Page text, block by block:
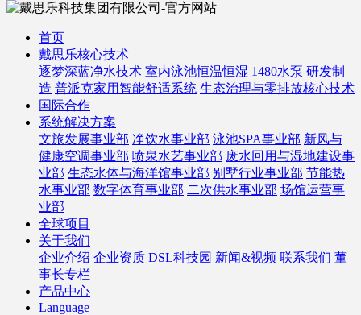
首页
戴思乐核心技术
逐梦深蓝净水技术 室内泳池恒温恒湿 1480水泵 研发制
造 普派克家用智能舒适系统 生态治理与零排放核心技术
国际合作
系统解决方案
文旅发展事业部 净饮水事业部 泳池SPA事业部 新风与
健康空调事业部 喷泉水艺事业部 废水回用与湿地建设事
业部 生态水体与海洋馆事业部 别墅行业事业部 节能热
水事业部 数字体育事业部 二次供水事业部 场馆运营事
业部
全球项目
关于我们
企业介绍 企业资质 DSL科技园 新闻&视频 联系我们 董
事长专栏
产品中心
Language